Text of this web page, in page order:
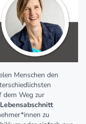
Menschen den
dem Weg zur
Lebensabschnitt
zu